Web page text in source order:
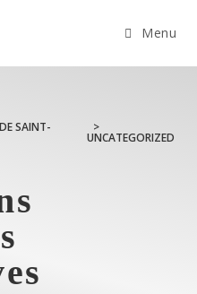
Menu
SAINT- >
UNCATEGORIZED